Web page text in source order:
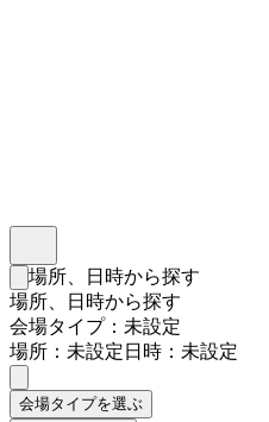
検索フォームを閉じる
場所、日時から探す
場所、日時から探す
会場タイプ：未設定
場所：未設定日時：未設定
会場タイプを選ぶ